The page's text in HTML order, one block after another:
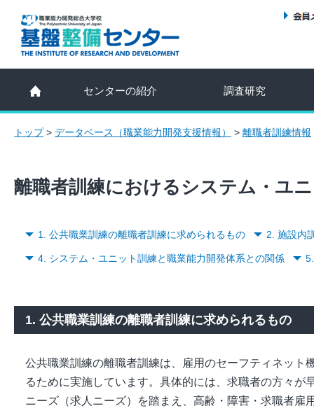
センターの紹介 調査研究
トップ> データベース（職業能力開発支援情報） > 離職者訓練情報
離職者訓練におけるシステム・ユ
1. 公共職業訓練の離職者訓練に求められるもの 2. 施設内
4. システム・ユニット訓練と職業能力開発体系との関係
1. 公共職業訓練の離職者訓練に求められるもの
公共職業訓練の離職者訓練は、雇用のセーフティネッ
るために実施しています。具体的には、求職者の方々
ニーズ（求人ニーズ）を踏まえ、高齢・障害・求職者